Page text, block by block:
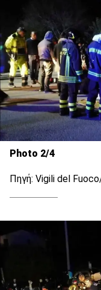
Photo 2/4
Πηγή: Vigili del